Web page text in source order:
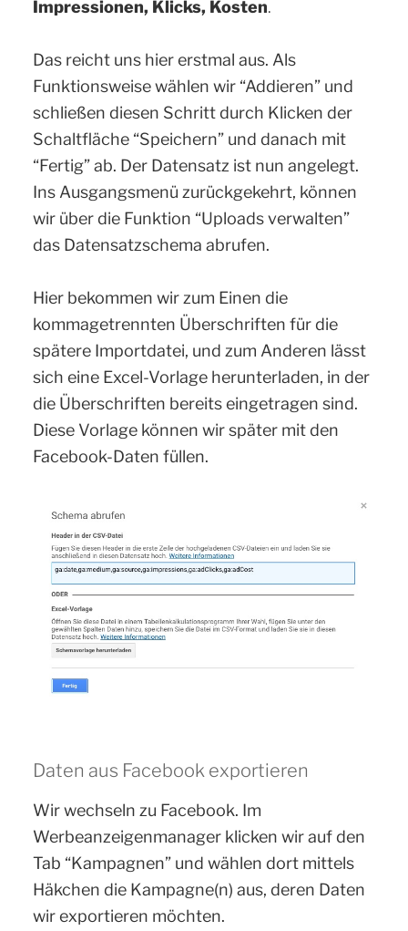
Impressionen, Klicks, Kosten.
Das reicht uns hier erstmal aus. Als
Funktionsweise wählen wir “Addieren” und
schließen diesen Schritt durch Klicken der
Schaltfläche “Speichern” und danach mit
“Fertig” ab. Der Datensatz ist nun angelegt.
Ins Ausgangsmenü zurückgekehrt, können
wir über die Funktion “Uploads verwalten”
das Datensatzschema abrufen.
Hier bekommen wir zum Einen die
kommagetrennten Überschriften für die
spätere Importdatei, und zum Anderen lässt
sich eine Excel-Vorlage herunterladen, in der
die Überschriften bereits eingetragen sind.
Diese Vorlage können wir später mit den
Facebook-Daten füllen.
Daten aus Facebook exportieren
Wir wechseln zu Facebook. Im
Werbeanzeigenmanager klicken wir auf den
Tab “Kampagnen” und wählen dort mittels
Häkchen die Kampagne(n) aus, deren Daten
wir exportieren möchten.